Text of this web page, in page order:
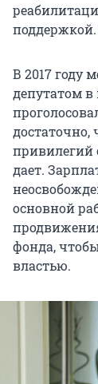
В 2017 году
депутатом
привилегий
дает.
основной
фонда,
властью.